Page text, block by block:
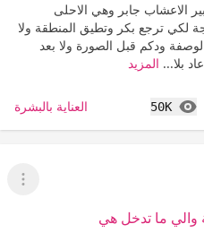
الاعشاب جابر وهي الاحلى
لكي ترجع بكر وتطيق المنطقة ولا
ودكم قبل الصورة ولا بعد
المزيد
50K
المشاهدات العناية بالبشرة
عرض
والي ما تدخل هي